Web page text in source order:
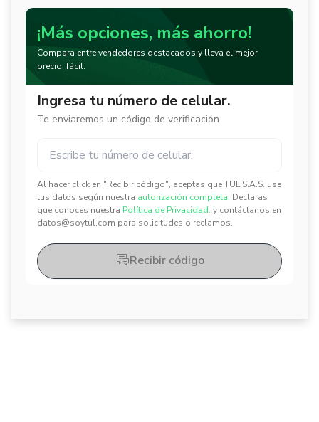
¡Más opciones, más ahorro!
Compara entre vendedores destacados y lleva el mejor
precio, fácil.
Ingresa tu número de celular.
Te enviaremos un código de verificación
Al hacer click en "Recibir código", aceptas que TUL S.A.S. use
tus datos según nuestra autorización completa. Declaras
que conoces nuestra Política de Privacidad. y contáctanos en
datos@soytul.com para solicitudes o reclamos.
✕
✕
Recibir código